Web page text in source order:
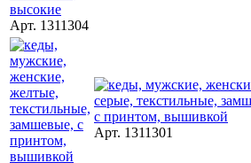
Арт. 1311304
Арт. 1311301